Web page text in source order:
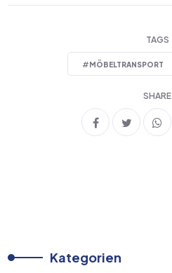
TAGS
#MÖBELTRANSPORT
SHARE
Kategorien